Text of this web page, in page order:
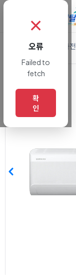
렌탈 디지털/가전
✗
오류
Failed to
fetch
확
인